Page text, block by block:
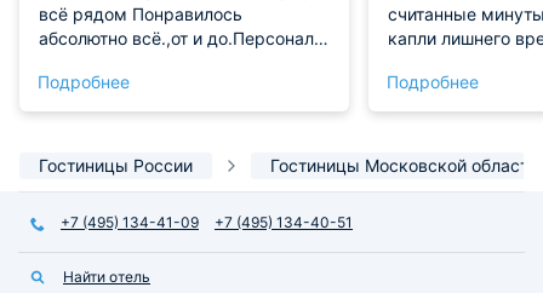
всё рядом Понравилось
абсолютно всё.,от и до.Персонал
обстановка хорошая.Рекомендую.
Подробнее
считанные
капли лишнего
буквально пару
никаких
подготовлено
качеству жилья.
Подробнее
Гостиницы России Гостиницы Московской области
+7 (495) 134-41-09 +7 (495) 134-40-51
Найти отель